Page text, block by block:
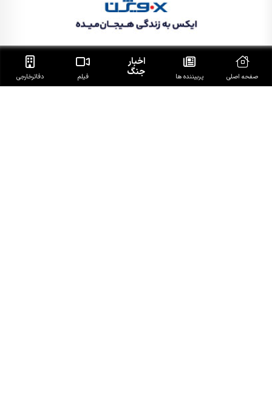
صفحه اصلی پربیننده ها
اخبار
جنگ فیلم دفاتر‌خارجی